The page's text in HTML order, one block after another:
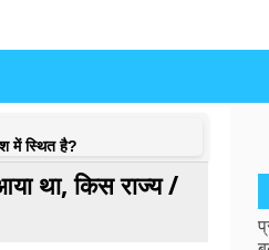
में स्थित है?
था, किस राज्य /